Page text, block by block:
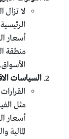
لا تزال
أسعار
منطقة
الأسواق.
السياسات
مثل
أسعار